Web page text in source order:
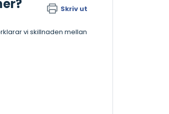
Skriv ut
vi skillnaden mellan